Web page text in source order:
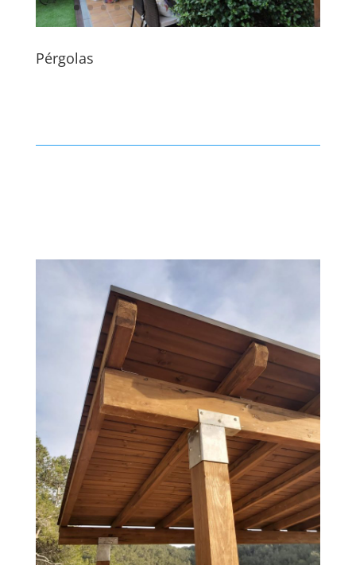
Pérgolas